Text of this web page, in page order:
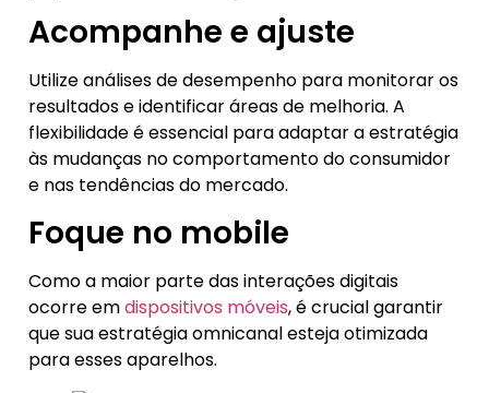
Acompanhe e ajuste
Utilize análises de desempenho para monitorar os
resultados e identificar áreas de melhoria. A
flexibilidade é essencial para adaptar a estratégia
às mudanças no comportamento do consumidor
e nas tendências do mercado.
Foque no mobile
Como a maior parte das interações digitais
ocorre emdispositivos móveis, é crucial garantir
que sua estratégia omnicanal esteja otimizada
para esses aparelhos.